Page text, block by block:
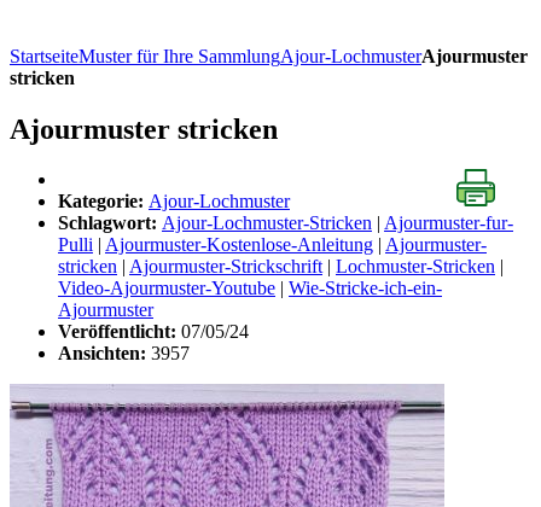
StartseiteMuster für Ihre SammlungAjour-LochmusterAjourmuster
stricken
Ajourmuster stricken
Kategorie: Ajour-Lochmuster
Schlagwort: Ajour-Lochmuster-Stricken Ajourmuster-fur-
Pulli Ajourmuster-Kostenlose-Anleitung Ajourmuster-
stricken Ajourmuster-Strickschrift| Lochmuster-Stricken
Video-Ajourmuster-Youtube
Wie-Stricke-ich-ein-
Ajourmuster
Veröffentlicht: 07/05/24
Ansichten: 3957